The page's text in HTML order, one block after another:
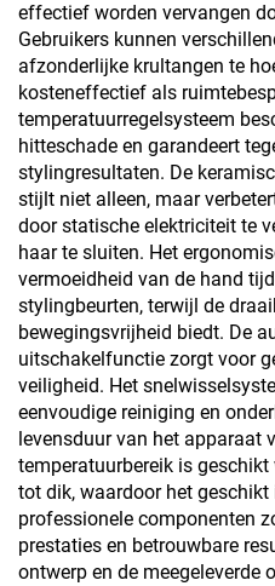
effectief worden vervangen
Gebruikers kunnen
afzonderlijke krultangen te
kosteneffectief als
temperatuurregelsysteem
hitteschade en garandeert
stylingresultaten. De
stijlt niet alleen, maar
door statische elektriciteit te
haar te sluiten. Het
vermoeidheid van de hand
stylingbeurten, terwijl de
bewegingsvrijheid biedt. De
uitschakelfunctie zorgt voor
veiligheid. Het
eenvoudige reiniging en
levensduur van het apparaat
temperatuurbereik is
tot dik, waardoor het geschikt
professionele componenten
prestaties en betrouwbare
ontwerp en de meegeleverde